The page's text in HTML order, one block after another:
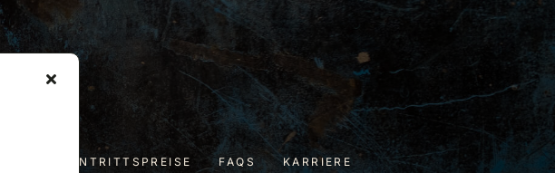
EINTRITTSPREISE FAQS KARRIERE